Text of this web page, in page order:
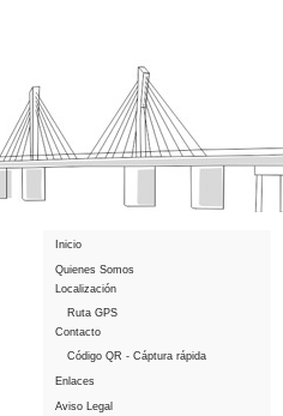
Inicio
Quienes Somos
Localización
Ruta GPS
Contacto
Código QR - Cáptura rápida
Enlaces
Aviso Legal